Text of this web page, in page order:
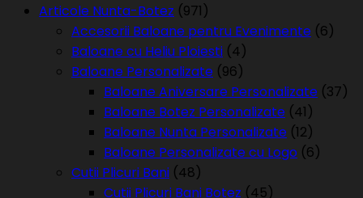
Articole Nunta-Botez (971)
Accesorii Baloane pentru Evenimente (6)
Baloane cu Heliu Ploiesti (4)
Baloane Personalizate (96)
Baloane Aniversare Personalizate (37)
Baloane Botez Personalizate (41)
Baloane Nunta Personalizate (12)
Baloane Personalizate cu Logo (6)
Cutii Plicuri Bani (48)
Cutii Plicuri Bani Botez (45)